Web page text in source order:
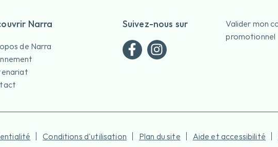
Narra
de Narra
Suivez-nous sur
Valider mon
promotionnel
Conditions d'utilisation Plan du site Aide et accessibilité